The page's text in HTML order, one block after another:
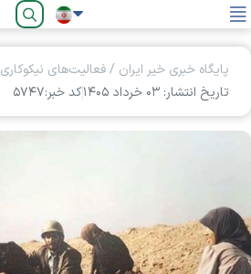
فارسی
پایگاه خبری خیر ایران /فعالیت‌های نیکوکاری
تاریخ انتشار: ۰۳ خرداد ۱۴۰۵
کد خبر:۵۷۴۷